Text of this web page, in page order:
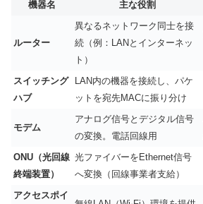
機器名 主な役割
ルーター
異なるネットワーク同士を接
続（例：LANとインターネッ
ト）
スイッチング
ハブ
LAN内の機器を接続し、パケ
ットを宛先MACに振り分け
モデム
アナログ信号とデジタル信号
の変換。電話回線用
ONU（光回線
終端装置）
光ファイバーをEthernet信号
へ変換（回線事業者支給）
アクセスポイ